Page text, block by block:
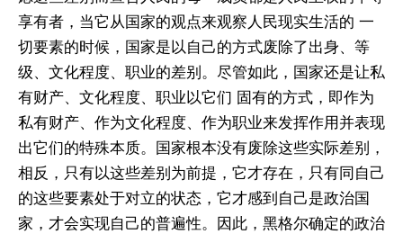
享有者，当它从国家的观点来观察人民现实生活的 一
切要素的时候，国家是以自己的方式废除了出身、等
级、文化程度、职业的差别。尽管如此，国家还是让私
有财产、文化程度、职业以它们 固有的方式，即作为
私有财产、作为文化程度、作为职业来发挥作用并表现
出它们的特殊本质。国家根本没有废除这些实际差别，
相反，只有以这些差别为前提，它才存在，只有同自己
的这些要素处于对立的状态，它才感到自己是政治国
家，才会实现自己的普遍性。因此，黑格尔确定的政治